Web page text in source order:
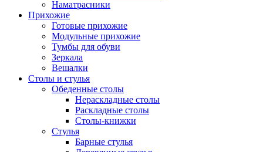
Наматрасники
Прихожие
Готовые прихожие
Модульные прихожие
Тумбы для обуви
Зеркала
Вешалки
Столы и стулья
Обеденные столы
Нераскладные столы
Раскладные столы
Столы-книжки
Стулья
Барные стулья